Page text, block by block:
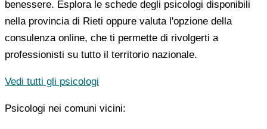
benessere. Esplora le schede degli psicologi disponibili
nella provincia di Rieti oppure valuta l'opzione della
consulenza online, che ti permette di rivolgerti a
professionisti su tutto il territorio nazionale.
Vedi tutti gli psicologi
Psicologi nei comuni vicini: